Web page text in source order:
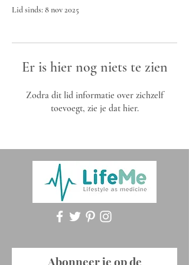
Lid sinds: 8 nov 2025
Er is hier nog niets te zien
Zodra dit lid informatie over zichzelf
toevoegt, zie je dat hier.
Abonneer je op de